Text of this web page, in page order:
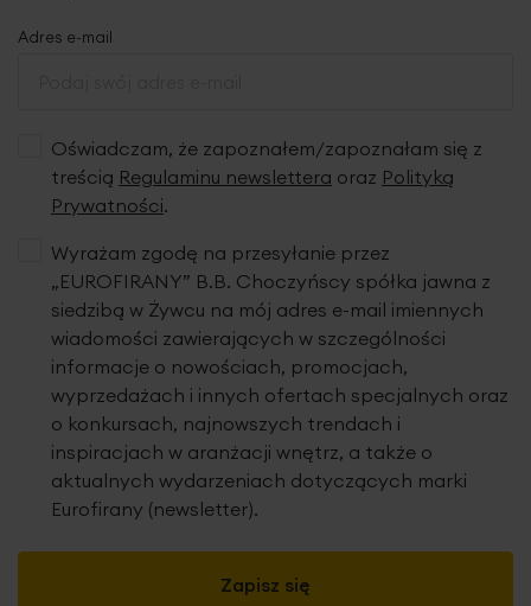
Adres e-mail
Oświadczam, że zapoznałem/zapoznałam się z
treścią Regulaminu newslettera oraz Polityką
Prywatności.
Zapisz się
Wyrażam zgodę na przesyłanie przez
„EUROFIRANY” B.B. Choczyńscy spółka jawna z
siedzibą w Żywcu na mój adres e-mail imiennych
wiadomości zawierających w szczególności
informacje o nowościach, promocjach,
wyprzedażach i innych ofertach specjalnych oraz
o konkursach, najnowszych trendach i
inspiracjach w aranżacji wnętrz, a także o
aktualnych wydarzeniach dotyczących marki
Eurofirany (newsletter).